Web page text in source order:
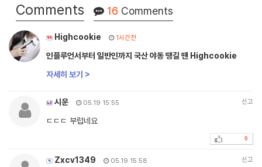
Comments 16 Comments
Highcookie 1시간전
인플루언서부터 일반인까지 국산 야동 땡길 땐 Highcookie
자세히 보기 >
시운 05.19 15:55 신고
ㄷㄷㄷ 부럽네요
0
Zxcv1349 05.19 15:58 신고